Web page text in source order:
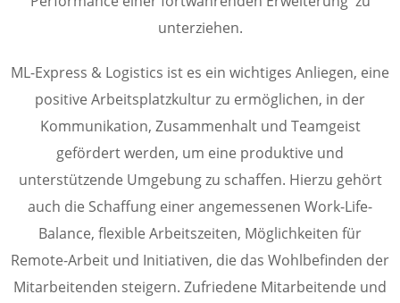
unterziehen.
ML-Express & Logistics ist es ein wichtiges Anliegen, eine
positive Arbeitsplatzkultur zu ermöglichen, in der
Kommunikation, Zusammenhalt und Teamgeist
gefördert werden, um eine produktive und
unterstützende Umgebung zu schaffen. Hierzu gehört
auch die Schaffung einer angemessenen Work-Life-
Balance, flexible Arbeitszeiten, Möglichkeiten für
Remote-Arbeit und Initiativen, die das Wohlbefinden der
Mitarbeitenden steigern. Zufriedene Mitarbeitende und